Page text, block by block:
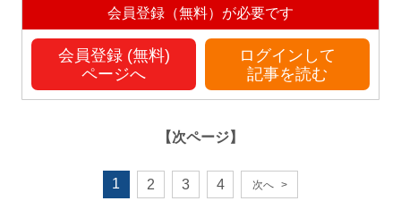
会員登録（無料）が必要です
会員登録 (無料)
ページへ
ログインして
記事を読む
【次ページ】
1 2 3 4 次へ >